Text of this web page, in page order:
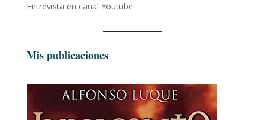
Entrevista en canal Youtube
Mis publicaciones